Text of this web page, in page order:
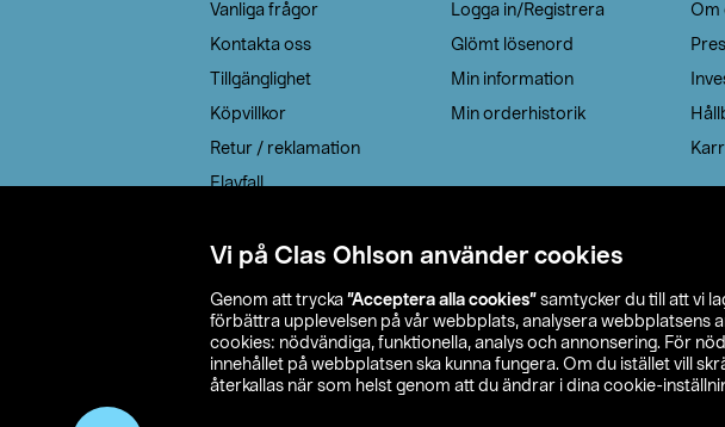
Vi på Clas Ohlson använder cookies
Genom att trycka ”Acceptera alla cookies” samtycker du till att vi
förbättra upplevelsen på vår webbplats, analysera webbplatsens
cookies: nödvändiga, funktionella, analys och annonsering. För
innehållet på webbplatsen ska kunna fungera. Om du istället vill
återkallas när som helst genom att du ändrar i dina cookie-
Vanliga frågor
Kontakta oss
Tillgänglighet
Köpvillkor
Retur / reklamation
Elavfall
Leveransalternativ
Logga in/Registrera
Glömt lösenord
Min information
Min orderhistorik
Om